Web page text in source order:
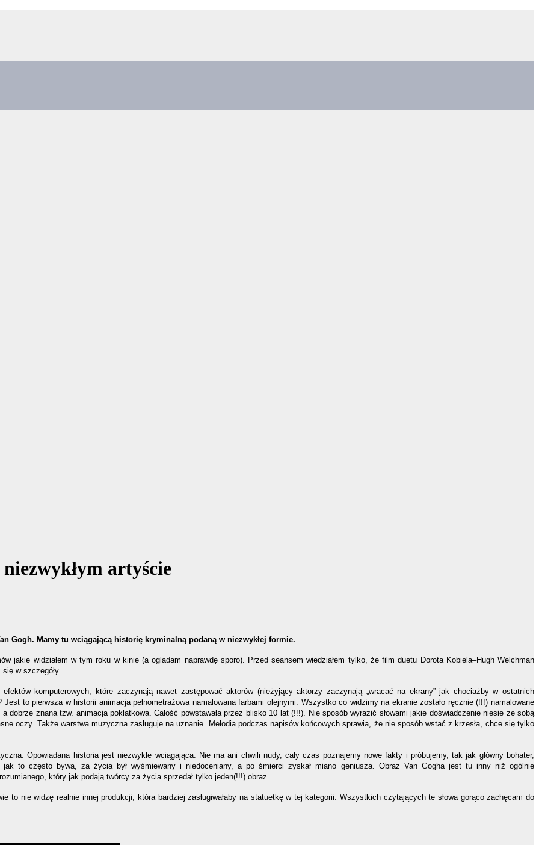
artyście
Gogh. Mamy tu wciągającą historię kryminalną podaną w niezwykłej formie.
jakie widziałem w tym roku w kinie (a oglądam naprawdę sporo). Przed seansem wiedziałem tylko, żefilm duetu Dorota Kobiela–Hugh Welchman
w szczegóły.
komputerowych, które zaczynają nawet zastępować aktorów (nieżyjący aktorzy zaczynają „wracać na ekrany” jak chociażby w ostatnich
to pierwsza w historii animacja pełnometrażowa namalowana farbami olejnymi. Wszystko co widzimy na ekranie zostało ręcznie (!!!) namalowane
dobrze znana tzw. animacja poklatkowa. Całość powstawała przez blisko 10 lat (!!!). Nie sposób wyrazić słowami jakie doświadczenie niesie ze sobą
oczy. Także warstwa muzyczna zasługuje na uznanie. Melodia podczas napisów końcowych sprawia, że nie sposób wstać z krzesła, chce się tylko
Opowiadana historia jest niezwykle wciągająca. Nie ma ani chwili nudy, cały czas poznajemy nowe fakty i próbujemy, tak jak główny bohater,
jak to często bywa, za życia był wyśmiewany i niedoceniany, a po śmierci zyskał miano geniusza. Obraz Van Gogha jest tu inny niż ogólnie
który jak podają twórcy za życia sprzedał tylko jeden(!!!) obraz.
to nie widzę realnie innej produkcji, która bardziej zasługiwałaby na statuetkę w tej kategorii. Wszystkich czytających te słowa gorąco zachęcam do